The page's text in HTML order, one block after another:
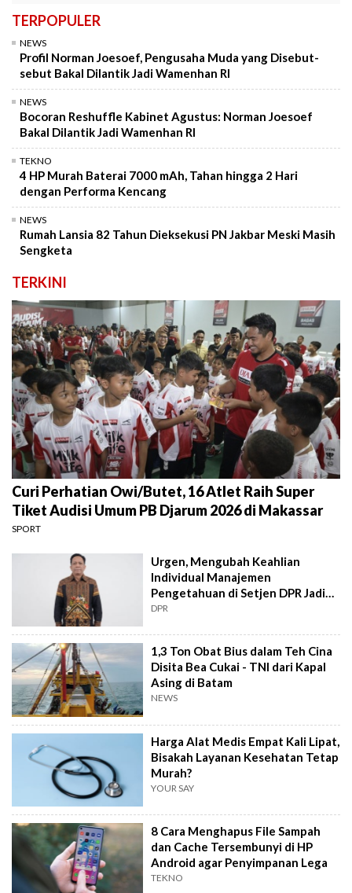
TERPOPULER
NEWS
Profil Norman Joesoef, Pengusaha Muda yang Disebut-
sebut Bakal Dilantik Jadi Wamenhan RI
NEWS
Bocoran Reshuffle Kabinet Agustus: Norman Joesoef
Bakal Dilantik Jadi Wamenhan RI
TEKNO
4 HP Murah Baterai 7000 mAh, Tahan hingga 2 Hari
dengan Performa Kencang
NEWS
Rumah Lansia 82 Tahun Dieksekusi PN Jakbar Meski Masih
Sengketa
TERKINI
Curi Perhatian Owi/Butet, 16 Atlet Raih Super
Tiket Audisi Umum PB Djarum 2026 di Makassar
SPORT
Urgen, Mengubah Keahlian
Individual Manajemen
Pengetahuan di Setjen DPR Jadi
Kekuatan Institusional
DPR
1,3 Ton Obat Bius dalam Teh Cina
Disita Bea Cukai - TNI dari Kapal
Asing di Batam
NEWS
Harga Alat Medis Empat Kali Lipat,
Bisakah Layanan Kesehatan Tetap
Murah?
YOUR SAY
8 Cara Menghapus File Sampah
dan Cache Tersembunyi di HP
Android agar Penyimpanan Lega
TEKNO